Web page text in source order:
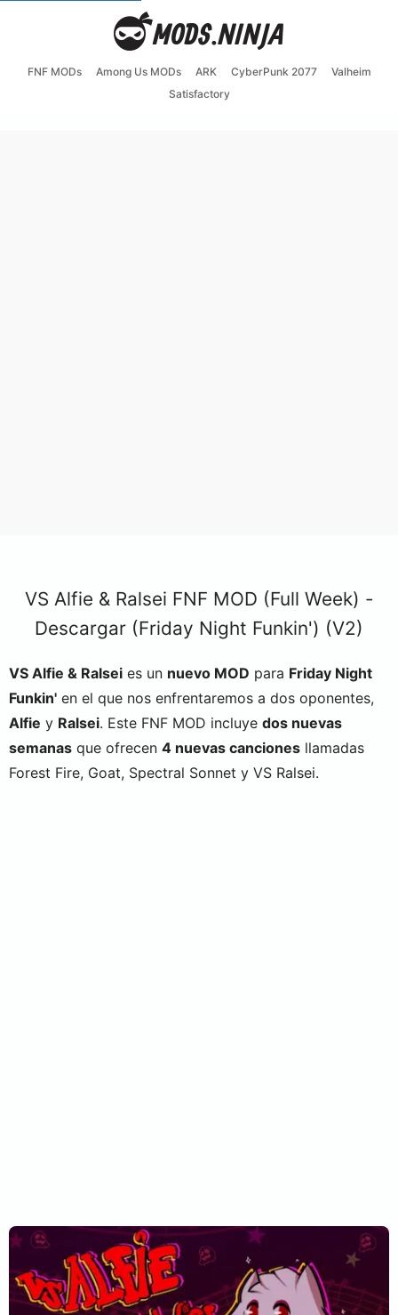
FNF MODs Among Us MODs ARK CyberPunk 2077
Valheim
Satisfactory
VS Alfie & Ralsei FNF MOD (Full Week) -
Descargar (Friday Night Funkin') (V2)
VS Alfie & Ralsei es un nuevo MOD para Friday Night
Funkin' en el que nos enfrentaremos a dos oponentes,
Alfie y Ralsei. Este FNF MOD incluye dos nuevas
semanas que ofrecen 4 nuevas canciones llamadas
Forest Fire, Goat, Spectral Sonnet y VS Ralsei.